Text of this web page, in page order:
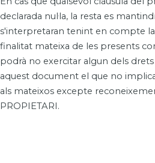
declarada nul·la, la resta es
s'interpretaran tenint en compte
finalitat mateixa de les presents
podrà no exercitar algun dels
aquest document el que no
als mateixos excepte
PROPIETARI.